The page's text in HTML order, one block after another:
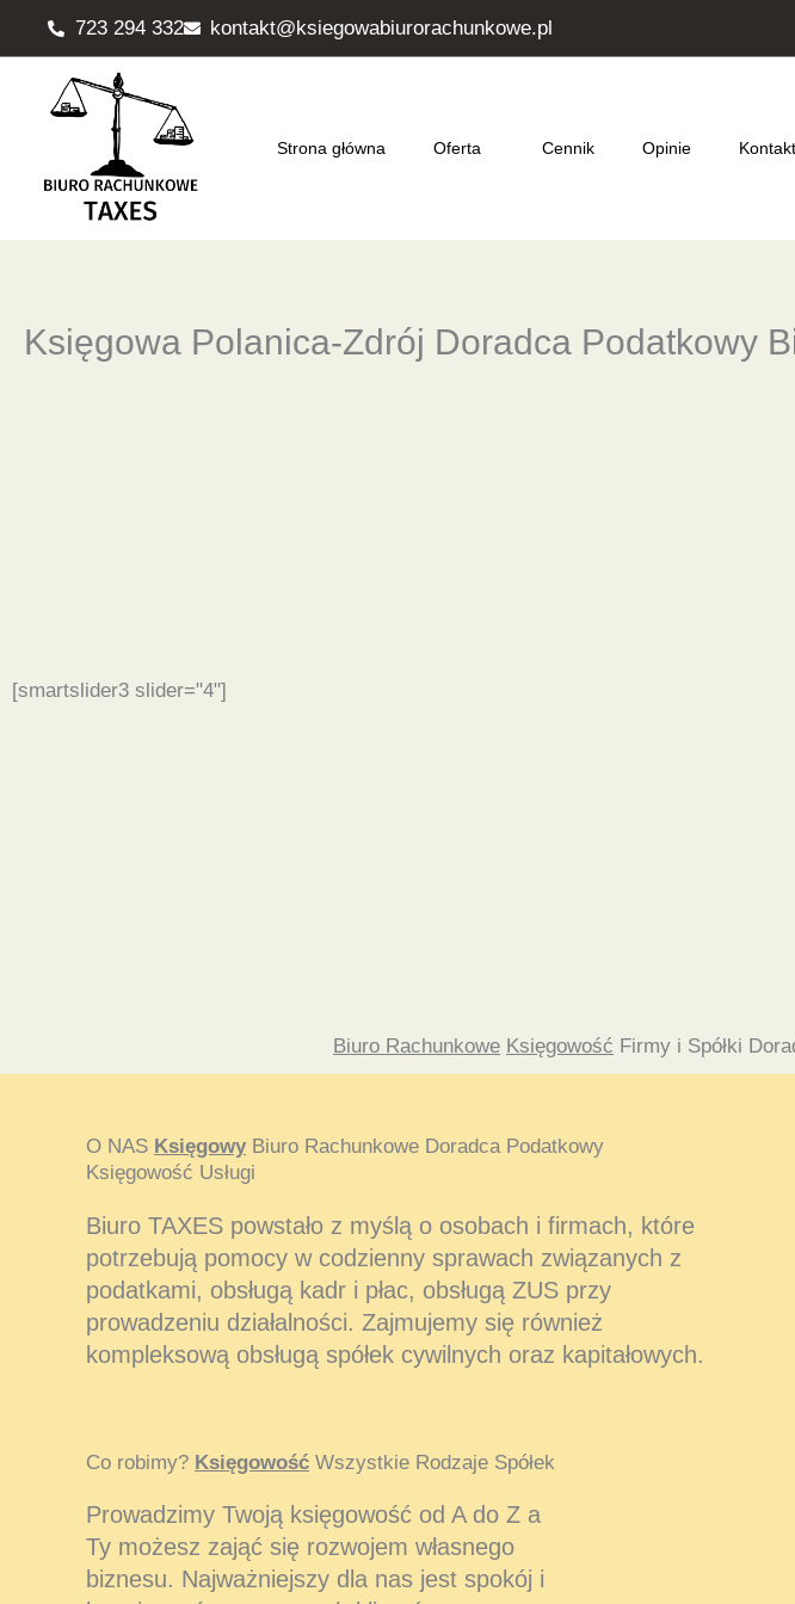
Przejdź
723 294 332 kontakt@ksiegowabiurorachunkowe.pl
Strona główna Oferta Cennik Opinie Kontakt
Księgowa Polanica-Zdrój Doradca Podatkowy
[smartslider3 slider="4"]
Biuro Rachunkowe Księgowość Firmy i Spółki
O NAS Księgowy Biuro Rachunkowe Doradca Podatkowy
Księgowość Usługi
Biuro TAXES powstało z myślą o osobach i firmach, które
potrzebują pomocy w codzienny sprawach związanych z
podatkami, obsługą kadr i płac, obsługą ZUS przy
prowadzeniu działalności. Zajmujemy się również
kompleksową obsługą spółek cywilnych oraz kapitałowych.
Co robimy? Księgowość Wszystkie Rodzaje Spółek
Prowadzimy Twoją księgowość od A do Z a
Ty możesz zająć się rozwojem własnego
biznesu. Najważniejszy dla nas jest spokój i